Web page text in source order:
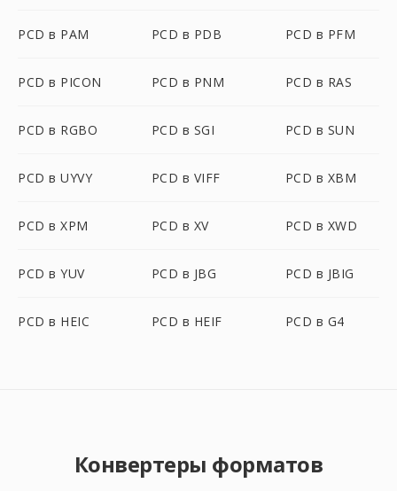
PCD в PAM PCD в PDB PCD в PFM
PCD в PICON PCD в PNM PCD в RAS
PCD в RGBO PCD в SGI PCD в SUN
PCD в UYVY PCD в VIFF PCD в XBM
PCD в XPM PCD в XV PCD в XWD
PCD в YUV PCD в JBG PCD в JBIG
PCD в HEIC PCD в HEIF PCD в G4
Конвертеры форматов